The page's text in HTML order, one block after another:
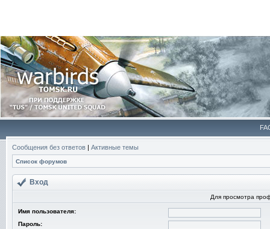
Сообщения без ответов | Активные темы
Список форумов
Вход
Для просмотра
Имя пользователя:
Пароль: